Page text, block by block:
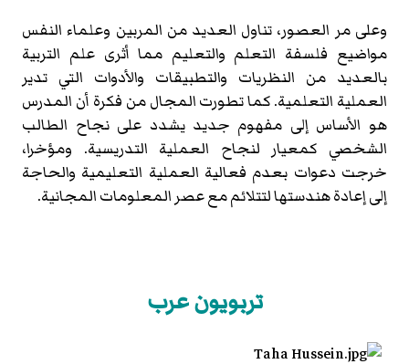
وعلى مر العصور، تناول العديد من المربين وعلماء النفس
مواضيع فلسفة التعلم والتعليم مما أثرى علم التربية
بالعديد من النظريات والتطبيقات والأدوات التي تدير
العملية التعلمية. كما تطورت المجال من فكرة أن المدرس
هو الأساس إلى مفهوم جديد يشدد على نجاح الطالب
الشخصي كمعيار لنجاح العملية التدريسية. ومؤخرا،
خرجت دعوات بعدم فعالية العملية التعليمية والحاجة
إلى إعادة هندستها لتتلائم مع عصر المعلومات المجانية.
تربويون عرب